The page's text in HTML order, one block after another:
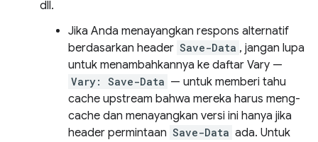
dll.
Jika Anda menayangkan respons alternatif
berdasarkan header Save-Data , jangan lupa
untuk menambahkannya ke daftar Vary —
Vary: Save-Data — untuk memberi tahu
cache upstream bahwa mereka harus meng-
cache dan menayangkan versi ini hanya jika
header permintaan Save-Data ada. Untuk